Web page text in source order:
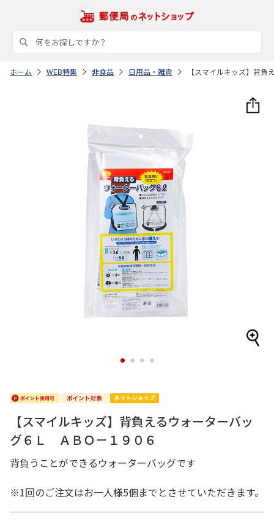
ホーム WEB特集 非食品 日用品・雑貨 【スマイルキッズ】背
1 2 3 4
【スマイルキッズ】背負えるウォーターバッ
グ６Ｌ ＡＢＯ－１９０６
背負うことができるウォーターバッグです
※1回のご注文はお一人様5個までとさせていただきます。